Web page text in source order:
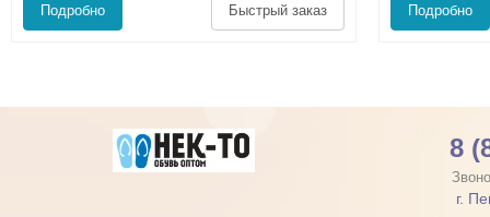
Подробно Быстрый заказ Подробно
8
г.